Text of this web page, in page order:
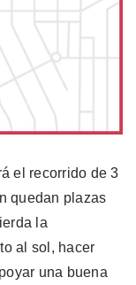
el recorrido de 3
quedan plazas
la
al sol, hacer
una buena